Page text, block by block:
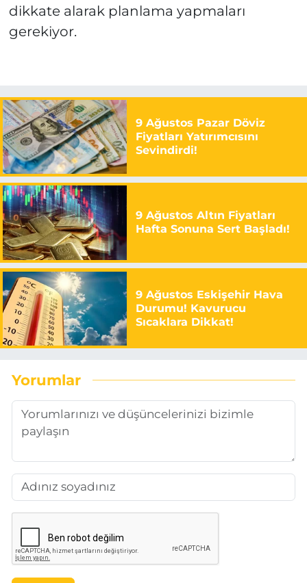
dikkate alarak planlama yapmaları
gerekiyor.
9 Ağustos Pazar Döviz
Fiyatları Yatırımcısını
Sevindirdi!
9 Ağustos Altın Fiyatları
Hafta Sonuna Sert Başladı!
9 Ağustos Eskişehir Hava
Durumu! Kavurucu
Sıcaklara Dikkat!
Yorumlar